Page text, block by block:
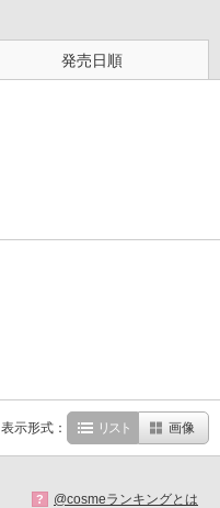
発売日順
表示形式： リスト 画像
? @cosmeランキングとは